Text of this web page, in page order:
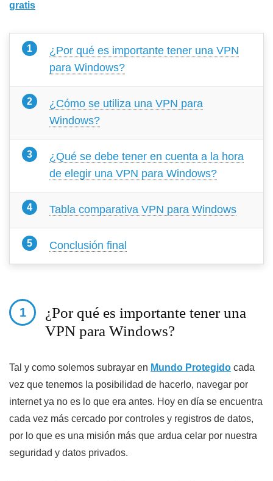
gratis
¿Por qué es importante tener una VPN
para Windows?
¿Cómo se utiliza una VPN para
Windows?
¿Qué se debe tener en cuenta a la hora
de elegir una VPN para Windows?
Tabla comparativa VPN para Windows
Conclusión final
¿Por qué es importante tener una
VPN para Windows?
Tal y como solemos subrayar en Mundo Protegido cada
vez que tenemos la posibilidad de hacerlo, navegar por
internet ya no es lo que era antes. Hoy en día se encuentra
cada vez más cercado por controles y registros de datos,
por lo que es una misión más que ardua celar por nuestra
seguridad y datos privados.